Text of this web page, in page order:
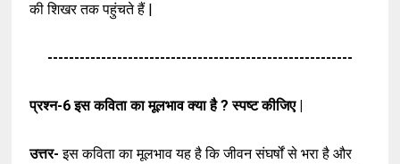
की शिखर तक पहुंचते हैं |
---------------------------------------------------------
प्रश्न-6इस कविता का मूलभाव क्या है ? स्पष्ट कीजिए |
उत्तर-इस कविता का मूलभाव यह है कि जीवन संघर्षों से भरा है और